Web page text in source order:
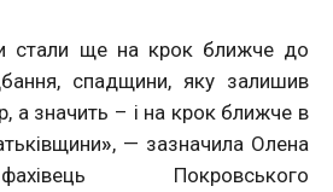
стали ще на крок ближче до
спадщини, яку залишив
а значить – і на крок ближче в
», — зазначила Олена
Покровського